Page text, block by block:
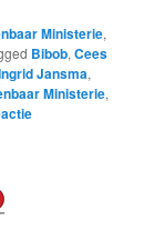
Ministerie,
Bibob,Cees
Jansma,
Ministerie,